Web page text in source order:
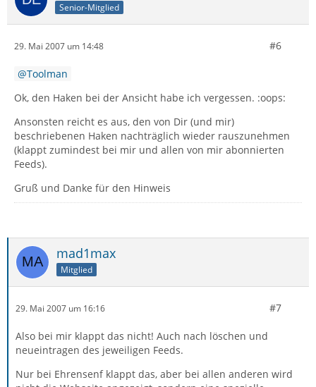
Senior-Mitglied
29. Mai 2007 um 14:48 #6
Toolman
Ok, den Haken bei der Ansicht habe ich vergessen. :oops:
Ansonsten reicht es aus, den von Dir (und mir)
beschriebenen Haken nachträglich wieder rauszunehmen
(klappt zumindest bei mir und allen von mir abonnierten
Feeds).
Gruß und Danke für den Hinweis
mad1max
Mitglied
29. Mai 2007 um 16:16 #7
Also bei mir klappt das nicht! Auch nach löschen und
neueintragen des jeweiligen Feeds.
Nur bei Ehrensenf klappt das, aber bei allen anderen wird